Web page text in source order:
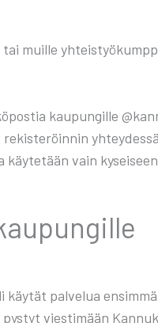
muil­le
kau­pun­gil­le
käy­te­tään vain
pal­ve­lua
vies­ti­mään